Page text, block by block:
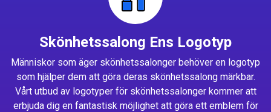
Skönhetssalong Ens Logotyp
Människor som äger skönhetssalonger behöver en logotyp
som hjälper dem att göra deras skönhetssalong märkbar.
Vårt utbud av logotyper för skönhetssalonger kommer att
erbjuda dig en fantastisk möjlighet att göra ett emblem för